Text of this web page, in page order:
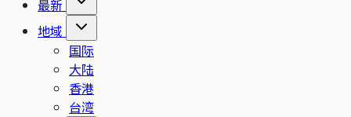
最新
地域
国际
大陆
香港
台湾